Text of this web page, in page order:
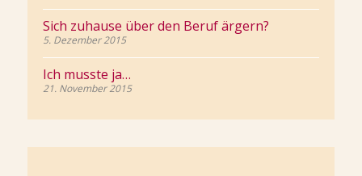
Sich zuhause über den Beruf ärgern?
5. Dezember 2015
Ich musste ja…
21. November 2015